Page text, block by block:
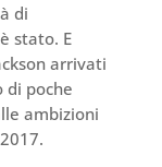
di
stato. E
arrivati
di poche
ambizioni